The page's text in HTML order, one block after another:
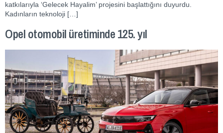
katkılarıyla ‘Gelecek Hayalim’ projesini başlattığını duyurdu.
Kadınların teknoloji […]
Opel otomobil üretiminde 125. yıl